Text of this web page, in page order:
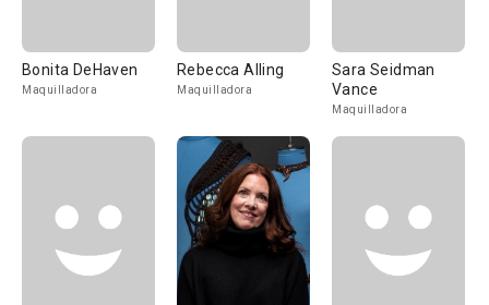
Bonita DeHaven
Maquilladora
Rebecca Alling
Maquilladora
Sara Seidman
Vance
Maquilladora